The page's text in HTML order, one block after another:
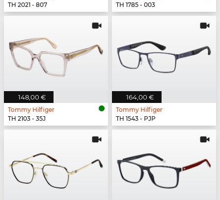
TH 2021 - 807
TH 1785 - 003
148,00 €
Tommy Hilfiger
TH 2103 - 35J
164,00 €
Tommy Hilfiger
TH 1543 - PJP